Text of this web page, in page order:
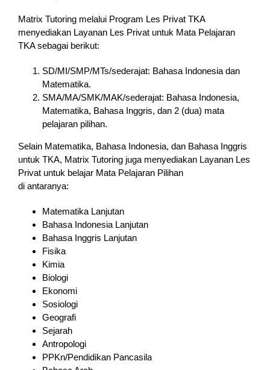
Matrix Tutoring melalui Program Les Privat TKA
menyediakan Layanan Les Privat untuk Mata Pelajaran
TKA sebagai berikut:
SD/MI/SMP/MTs/sederajat: Bahasa Indonesia dan
Matematika.
SMA/MA/SMK/MAK/sederajat: Bahasa Indonesia,
Matematika, Bahasa Inggris, dan 2 (dua) mata
pelajaran pilihan.
Selain Matematika, Bahasa Indonesia, dan Bahasa Inggris
untuk TKA, Matrix Tutoring juga menyediakan Layanan Les
Privat untuk belajar Mata Pelajaran Pilihan
di antaranya:
Matematika Lanjutan
Bahasa Indonesia Lanjutan
Bahasa Inggris Lanjutan
Fisika
Kimia
Biologi
Ekonomi
Sosiologi
Geografi
Sejarah
Antropologi
PPKn/Pendidikan Pancasila